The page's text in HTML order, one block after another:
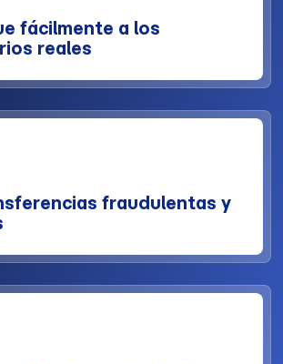
fácilmente a los
reales
fraudulentas y